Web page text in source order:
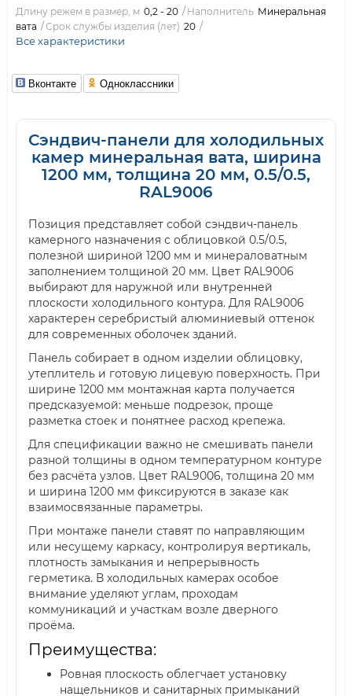
Длину режем в размер, м 0,2 - 20 Наполнитель Минеральная
вата
Срок службы изделия (лет) 20
Все характеристики
Вконтакте Одноклассники
Сэндвич-панели для холодильных
камер минеральная вата, ширина
1200 мм, толщина 20 мм, 0.5/0.5,
RAL9006
Позиция представляет собой сэндвич-панель
камерного назначения с облицовкой 0.5/0.5,
полезной шириной 1200 мм и минераловатным
заполнением толщиной 20 мм. Цвет RAL9006
выбирают для наружной или внутренней
плоскости холодильного контура. Для RAL9006
характерен серебристый алюминиевый оттенок
для современных оболочек зданий.
Панель собирает в одном изделии облицовку,
утеплитель и готовую лицевую поверхность. При
ширине 1200 мм монтажная карта получается
предсказуемой: меньше подрезок, проще
разметка стоек и понятнее расход крепежа.
Для спецификации важно не смешивать панели
разной толщины в одном температурном контуре
без расчёта узлов. Цвет RAL9006, толщина 20 мм
и ширина 1200 мм фиксируются в заказе как
взаимосвязанные параметры.
При монтаже панели ставят по направляющим
или несущему каркасу, контролируя вертикаль,
плотность замыкания и непрерывность
герметика. В холодильных камерах особое
внимание уделяют углам, проходам
коммуникаций и участкам возле дверного
проёма.
Преимущества:
Ровная плоскость облегчает установку
нащельников и санитарных примыканий